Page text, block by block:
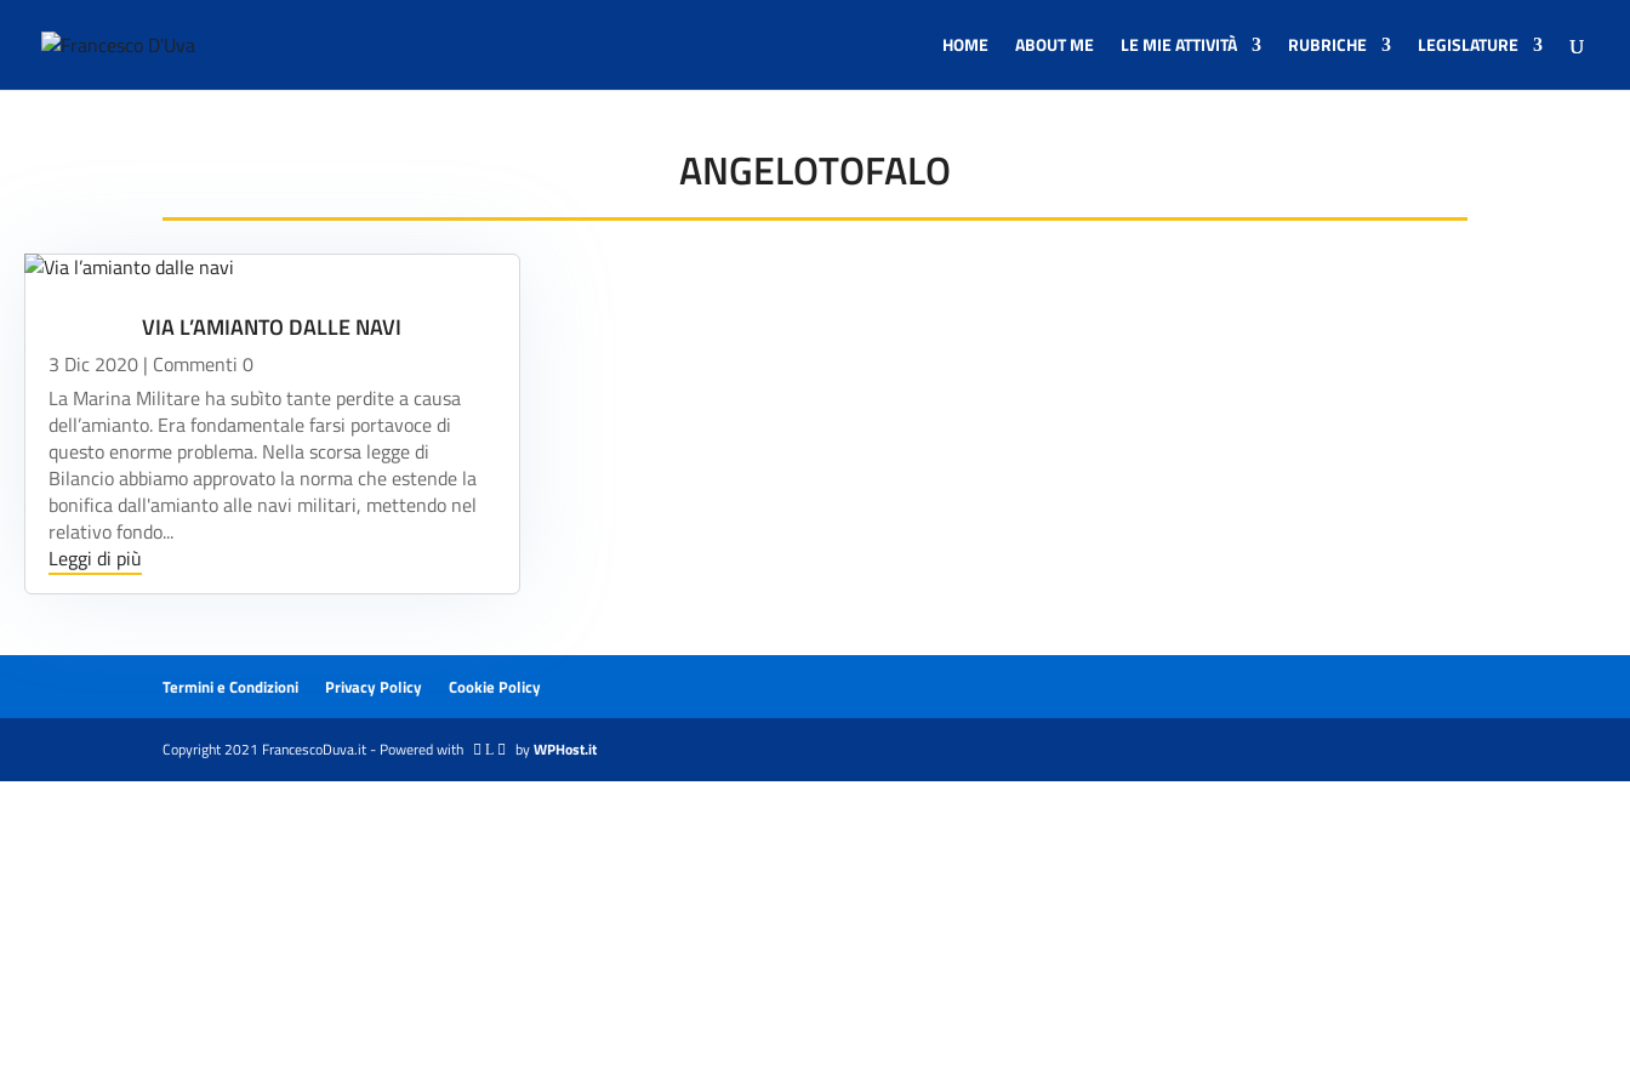
HOME ABOUT ME LE MIE ATTIVITÀ RUBRICHE LEGISLATURE
ANGELOTOFALO
VIA L’AMIANTO DALLE NAVI
3 Dic 2020 | Commenti 0
La Marina Militare ha subìto tante perdite a causa
dell’amianto. Era fondamentale farsi portavoce di
questo enorme problema. Nella scorsa legge di
Bilancio abbiamo approvato la norma che estende la
bonifica dall'amianto alle navi militari, mettendo nel
relativo fondo...
Leggi di più
Termini e Condizioni Privacy Policy Cookie Policy
Copyright 2021 FrancescoDuva.it - Powered with  L  byWPHost.it